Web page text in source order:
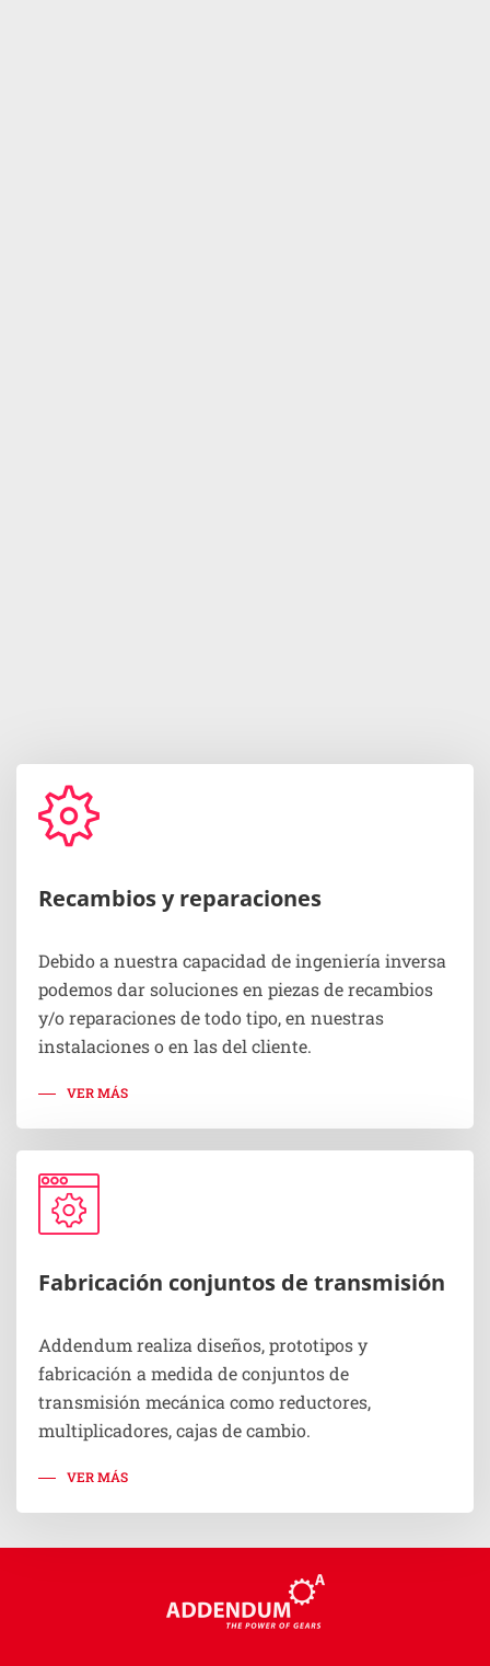
Recambios y reparaciones
Debido a nuestra capacidad de ingeniería inversa
podemos dar soluciones en piezas de recambios
y/o reparaciones de todo tipo, en nuestras
instalaciones o en las del cliente.
VER MÁS
Fabricación conjuntos de transmisión
Addendum realiza diseños, prototipos y
fabricación a medida de conjuntos de
transmisión mecánica como reductores,
multiplicadores, cajas de cambio.
VER MÁS